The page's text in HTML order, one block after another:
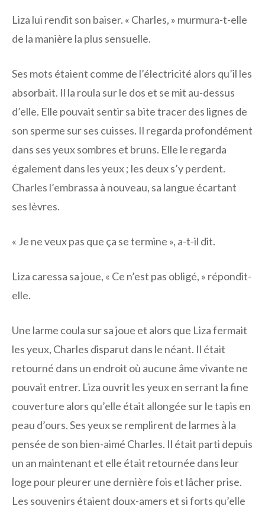
Liza lui rendit son baiser. « Charles, » murmura-t-elle
de la manière la plus sensuelle.
Ses mots étaient comme de l’électricité alors qu’il les
absorbait. Il la roula sur le dos et se mit au-dessus
d’elle. Elle pouvait sentir sa bite tracer des lignes de
son sperme sur ses cuisses. Il regarda profondément
dans ses yeux sombres et bruns. Elle le regarda
également dans les yeux ; les deux s’y perdent.
Charles l’embrassa à nouveau, sa langue écartant
ses lèvres.
« Je ne veux pas que ça se termine », a-t-il dit.
Liza caressa sa joue, « Ce n’est pas obligé, » répondit-
elle.
Une larme coula sur sa joue et alors que Liza fermait
les yeux, Charles disparut dans le néant. Il était
retourné dans un endroit où aucune âme vivante ne
pouvait entrer. Liza ouvrit les yeux en serrant la fine
couverture alors qu’elle était allongée sur le tapis en
peau d’ours. Ses yeux se remplirent de larmes à la
pensée de son bien-aimé Charles. Il était parti depuis
un an maintenant et elle était retournée dans leur
loge pour pleurer une dernière fois et lâcher prise.
Les souvenirs étaient doux-amers et si forts qu’elle